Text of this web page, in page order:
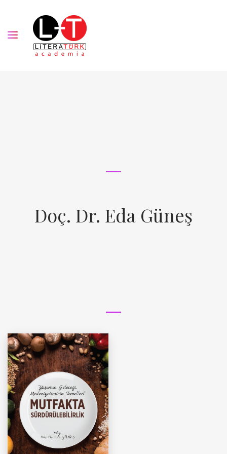
Doç. Dr. Eda Güneş